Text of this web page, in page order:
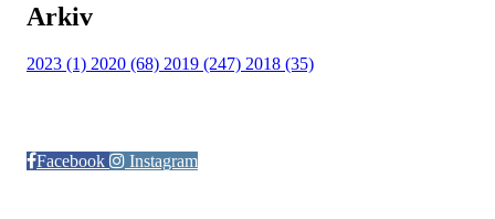
Arkiv
2023 (1) 2020 (68) 2019 (247) 2018 (35)
Facebook
Instagram